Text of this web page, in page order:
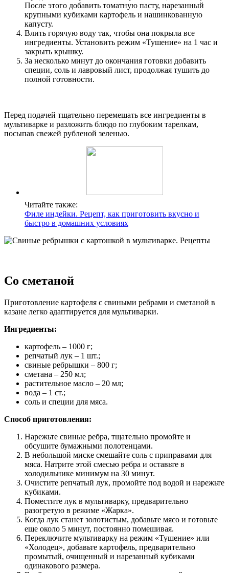
После этого добавить томатную пасту, нарезанный
крупными кубиками картофель и нашинкованную
капусту.
Влить горячую воду так, чтобы она покрыла все
ингредиенты. Установить режим «Тушение» на 1 час и
закрыть крышку.
За несколько минут до окончания готовки добавить
специи, соль и лавровый лист, продолжая тушить до
полной готовности.
Перед подачей тщательно перемешать все ингредиенты в
мультиварке и разложить блюдо по глубоким тарелкам,
посыпав свежей рубленой зеленью.
Читайте также:
Филе индейки. Рецепт, как приготовить вкусно и
быстро в домашних условиях
Со сметаной
Приготовление картофеля с свиными ребрами и сметаной в
казане легко адаптируется для мультиварки.
Ингредиенты:
картофель – 1000 г;
репчатый лук – 1 шт.;
свиные ребрышки – 800 г;
сметана – 250 мл;
растительное масло – 20 мл;
вода – 1 ст.;
соль и специи для мяса.
Способ приготовления:
Нарежьте свиные ребра, тщательно промойте и
обсушите бумажными полотенцами.
В небольшой миске смешайте соль с приправами для
мяса. Натрите этой смесью ребра и оставьте в
холодильнике минимум на 30 минут.
Очистите репчатый лук, промойте под водой и нарежьте
кубиками.
Поместите лук в мультиварку, предварительно
разогретую в режиме «Жарка».
Когда лук станет золотистым, добавьте мясо и готовьте
еще около 5 минут, постоянно помешивая.
Переключите мультиварку на режим «Тушение» или
«Холодец», добавьте картофель, предварительно
промытый, очищенный и нарезанный кубиками
одинакового размера.